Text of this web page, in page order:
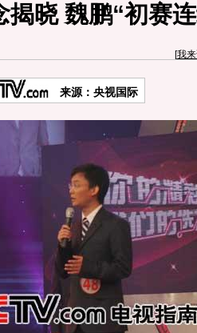
揭晓 魏鹏“初赛
[我
来源：央视国际